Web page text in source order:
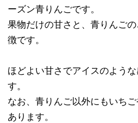
ーズン青りんごです。
果物だけの甘さと、青りんご
徴です。
ほどよい甘さでアイスのよう
す。
なお、青りんご以外にもいち
あります。